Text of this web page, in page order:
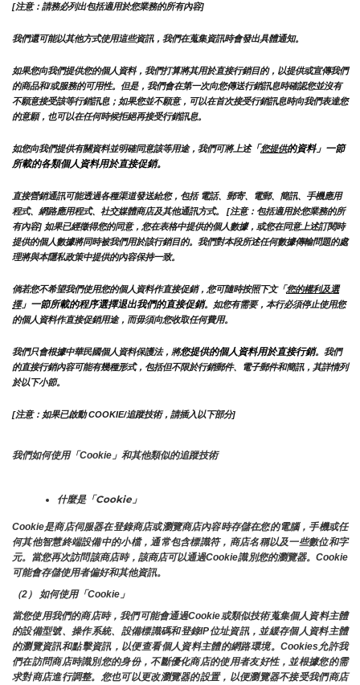
[注意：請務必列出包括適用於您業務的所有內容]
我們還可能以其他方式使用這些資訊，我們在蒐集資訊時會發出具體通知。
如果您向我們提供您的個人資料，我們打算將其用於直接行銷目的，以提供或宣傳我們
的商品和/或服務的可用性。但是，我們會在第一次向您傳送行銷訊息時確認您並沒有
不願意接受該等行銷訊息；如果您並不願意，可以在首次接受行銷訊息時向我們表達您
的意願，也可以在任何時候拒絕再接受行銷訊息。
如您向我們提供有關資料並明確同意該等用途，我們可將上述「您提供的資料」一節
所載的各類個人資料用於直接促銷。
直接營銷通訊可能透過各種渠道發送給您，包括 電話、郵寄、電郵、簡訊、手機應用
程式、網路應用程式、社交媒體商店及其他通訊方式。 [注意：包括適用於您業務的所
有內容] 如果已經徵得您的同意，您在表格中提供的個人數據，或您在同意上述訂閱時
提供的個人數據將同時被我們用於該行銷目的。我們對本段所述任何數據傳輸問題的處
理將與本隱私政策中提供的內容保持一致。
倘若您不希望我們使用您的個人資料作直接促銷，您可隨時按照下文「您的權利及選
擇」一節所載的程序選擇退出我們的直接促銷。如您有需要，本行必須停止使用您
的個人資料作直接促銷用途，而毋須向您收取任何費用。
我們只會根據中華民國個人資料保護法，將您提供的個人資料用於直接行銷。我們
的直接行銷內容可能有幾種形式，包括但不限於行銷郵件、電子郵件和簡訊，其詳情列
於以下小節。
[注意：如果已啟動 COOKIE/追蹤技術，請插入以下部分]
我們如何使用「Cookie」和其他類似的追蹤技術
什麼是「Cookie」
Cookie是商店伺服器在登錄商店或瀏覽商店內容時存儲在您的電腦，手機或任
何其他智慧終端設備中的小檔，通常包含標識符，商店名稱以及一些數位和字
元。當您再次訪問該商店時，該商店可以通過Cookie識別您的瀏覽器。Cookie
可能會存儲使用者偏好和其他資訊。
（2） 如何使用「Cookie」
當您使用我們的商店時，我們可能會通過Cookie或類似技術蒐集個人資料主體
的設備型號、操作系統、設備標識碼和登錄IP位址資訊，並緩存個人資料主體
的瀏覽資訊和點擊資訊，以便查看個人資料主體的網路環境。Cookies允許我
們在訪問商店時識別您的身份，不斷優化商店的使用者友好性，並根據您的需
求對商店進行調整。您也可以更改瀏覽器的設置，以便瀏覽器不接受我們商店